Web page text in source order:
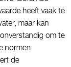
heeft vaak te
maar kan
om te
normen
de